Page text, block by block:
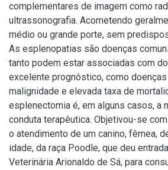
complementares de imagem como
ultrassonografia. Acometendo
médio ou grande porte, sem
As esplenopatias são doenças
tanto podem estar associadas com
excelente prognóstico, como
malignidade e elevada taxa de
esplenectomia é, em alguns casos, a
conduta terapêutica. Objetivou-se
o atendimento de um canino, fêmea,
idade, da raça Poodle, que deu
Veterinária Arionaldo de Sá, para